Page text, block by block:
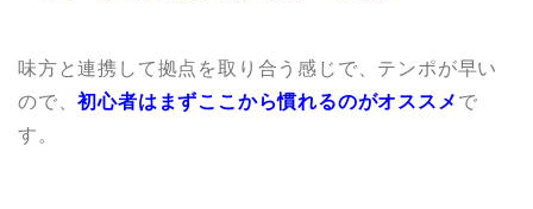
味方と連携して拠点を取り合う感じで、テンポが早い
ので、初心者はまずここから慣れるのがオススメ で
す。